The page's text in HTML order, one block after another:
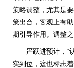
策略调整，尤其是
策出台，客观上有
期引导作用。调整
严跃进预计，“认
实到位，这也标志